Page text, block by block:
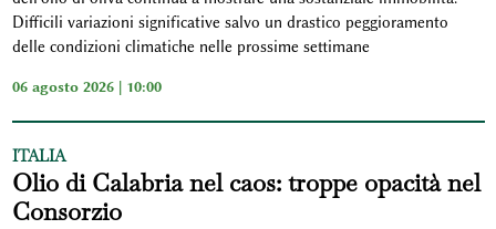
Difficili variazioni significative salvo un drastico peggioramento
delle condizioni climatiche nelle prossime settimane
06 agosto 2026 | 10:00
ITALIA
Olio di Calabria nel caos: troppe opacità nel
Consorzio